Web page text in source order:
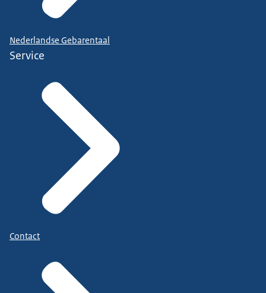
Nederlandse Gebarentaal
Service
Contact